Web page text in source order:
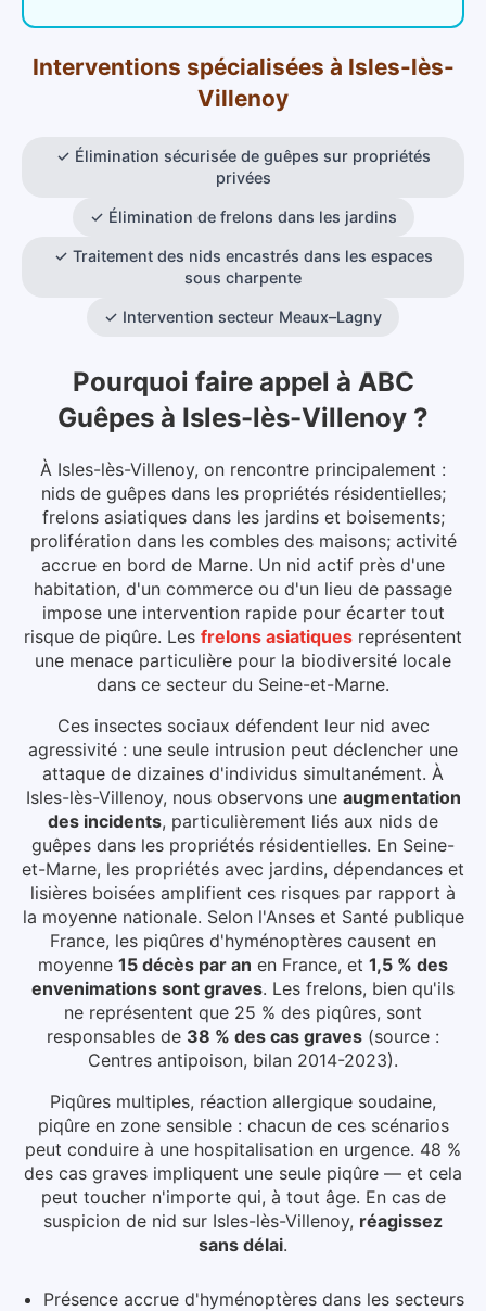
Interventions spécialisées à Isles-lès-
Villenoy
✓ Élimination sécurisée de guêpes sur propriétés
privées
✓ Élimination de frelons dans les jardins
✓ Traitement des nids encastrés dans les espaces
sous charpente
✓ Intervention secteur Meaux–Lagny
Pourquoi faire appel à ABC
Guêpes à Isles-lès-Villenoy ?
À Isles-lès-Villenoy, on rencontre principalement :
nids de guêpes dans les propriétés résidentielles;
frelons asiatiques dans les jardins et boisements;
prolifération dans les combles des maisons; activité
accrue en bord de Marne. Un nid actif près d'une
habitation, d'un commerce ou d'un lieu de passage
impose une intervention rapide pour écarter tout
risque de piqûre. Les frelons asiatiques représentent
une menace particulière pour la biodiversité locale
dans ce secteur du Seine-et-Marne.
Ces insectes sociaux défendent leur nid avec
agressivité : une seule intrusion peut déclencher une
attaque de dizaines d'individus simultanément. À
Isles-lès-Villenoy, nous observons une augmentation
des incidents, particulièrement liés aux nids de
guêpes dans les propriétés résidentielles. En Seine-
et-Marne, les propriétés avec jardins, dépendances et
lisières boisées amplifient ces risques par rapport à
la moyenne nationale. Selon l'Anses et Santé publique
France, les piqûres d'hyménoptères causent en
moyenne 15 décès par an en France, et 1,5 % des
envenimations sont graves. Les frelons, bien qu'ils
ne représentent que 25 % des piqûres, sont
responsables de 38 % des cas graves (source :
Centres antipoison, bilan 2014-2023).
Piqûres multiples, réaction allergique soudaine,
piqûre en zone sensible : chacun de ces scénarios
peut conduire à une hospitalisation en urgence. 48 %
des cas graves impliquent une seule piqûre — et cela
peut toucher n'importe qui, à tout âge. En cas de
suspicion de nid sur Isles-lès-Villenoy, réagissez
sans délai.
Présence accrue d'hyménoptères dans les secteurs